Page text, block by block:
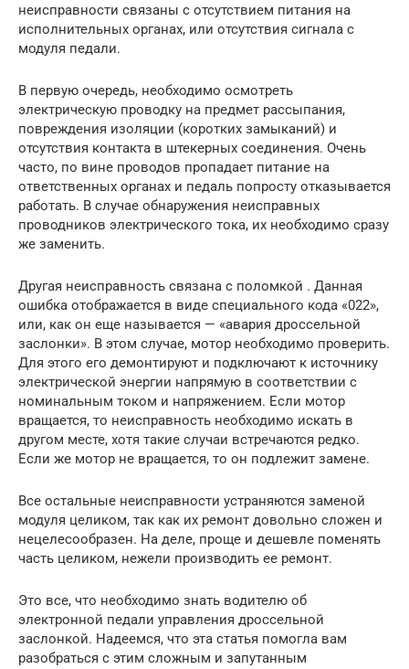
неисправности связаны с отсутствием питания на
исполнительных органах, или отсутствия сигнала с
модуля педали.
В первую очередь, необходимо осмотреть
электрическую проводку на предмет рассыпания,
повреждения изоляции (коротких замыканий) и
отсутствия контакта в штекерных соединения. Очень
часто, по вине проводов пропадает питание на
ответственных органах и педаль попросту отказывается
работать. В случае обнаружения неисправных
проводников электрического тока, их необходимо сразу
же заменить.
Другая неисправность связана с поломкой . Данная
ошибка отображается в виде специального кода «022»,
или, как он еще называется — «авария дроссельной
заслонки». В этом случае, мотор необходимо проверить.
Для этого его демонтируют и подключают к источнику
электрической энергии напрямую в соответствии с
номинальным током и напряжением. Если мотор
вращается, то неисправность необходимо искать в
другом месте, хотя такие случаи встречаются редко.
Если же мотор не вращается, то он подлежит замене.
Все остальные неисправности устраняются заменой
модуля целиком, так как их ремонт довольно сложен и
нецелесообразен. На деле, проще и дешевле поменять
часть целиком, нежели производить ее ремонт.
Это все, что необходимо знать водителю об
электронной педали управления дроссельной
заслонкой. Надеемся, что эта статья помогла вам
разобраться с этим сложным и запутанным